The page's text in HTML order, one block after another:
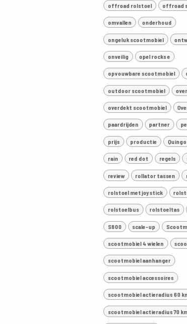
offroad rolstoel offroad
omvallen onderhoud
ongeluk scootmobiel
onveilig opel rocks e
opvouwbare scootmobiel
outdoor scootmobiel
overdekt scootmobiel
paardrijden partner
prijs productie Quingo
rain red dot regels
review rollator tassen
rolstoel met joystick
rolstoelbus rolstoeltas
S800 scale-up
scootmobiel 4 wielen
scootmobiel aanhanger
scootmobiel accessoires
scootmobiel actieradius 60
scootmobiel actieradius 70